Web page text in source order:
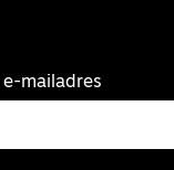
e-mailadres